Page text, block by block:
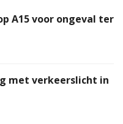
A15 voor ongeval ter
met verkeerslicht in